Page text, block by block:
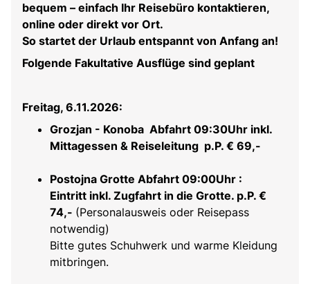
bequem – einfach Ihr Reisebüro kontaktieren,
online oder direkt vor Ort.
So startet der Urlaub entspannt von Anfang an!
Folgende Fakultative Ausflüge sind geplant
Freitag, 6.11.2026:
Grozjan - Konoba Abfahrt 09:30Uhr inkl.
Mittagessen & Reiseleitung p.P. € 69,-
Postojna Grotte Abfahrt 09:00Uhr :
Eintritt inkl. Zugfahrt in die Grotte. p.P. €
74,- (Personalausweis oder Reisepass
notwendig)
Bitte gutes Schuhwerk und warme Kleidung
mitbringen.